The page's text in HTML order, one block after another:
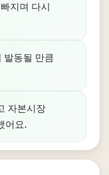
지며 다시
발동될 만큼
자본시장
어요.